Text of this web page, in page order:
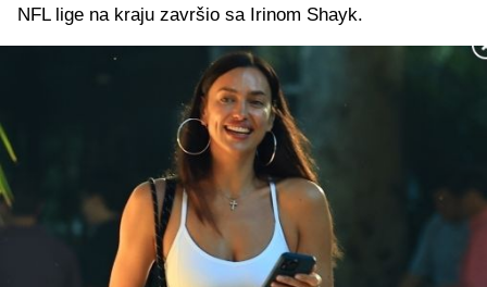
NFL lige na kraju završio sa Irinom Shayk.